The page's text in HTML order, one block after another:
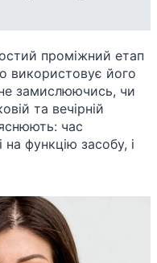
проміжний етап
використовує його
замислюючись, чи
та вечірній
час
функцію засобу, і